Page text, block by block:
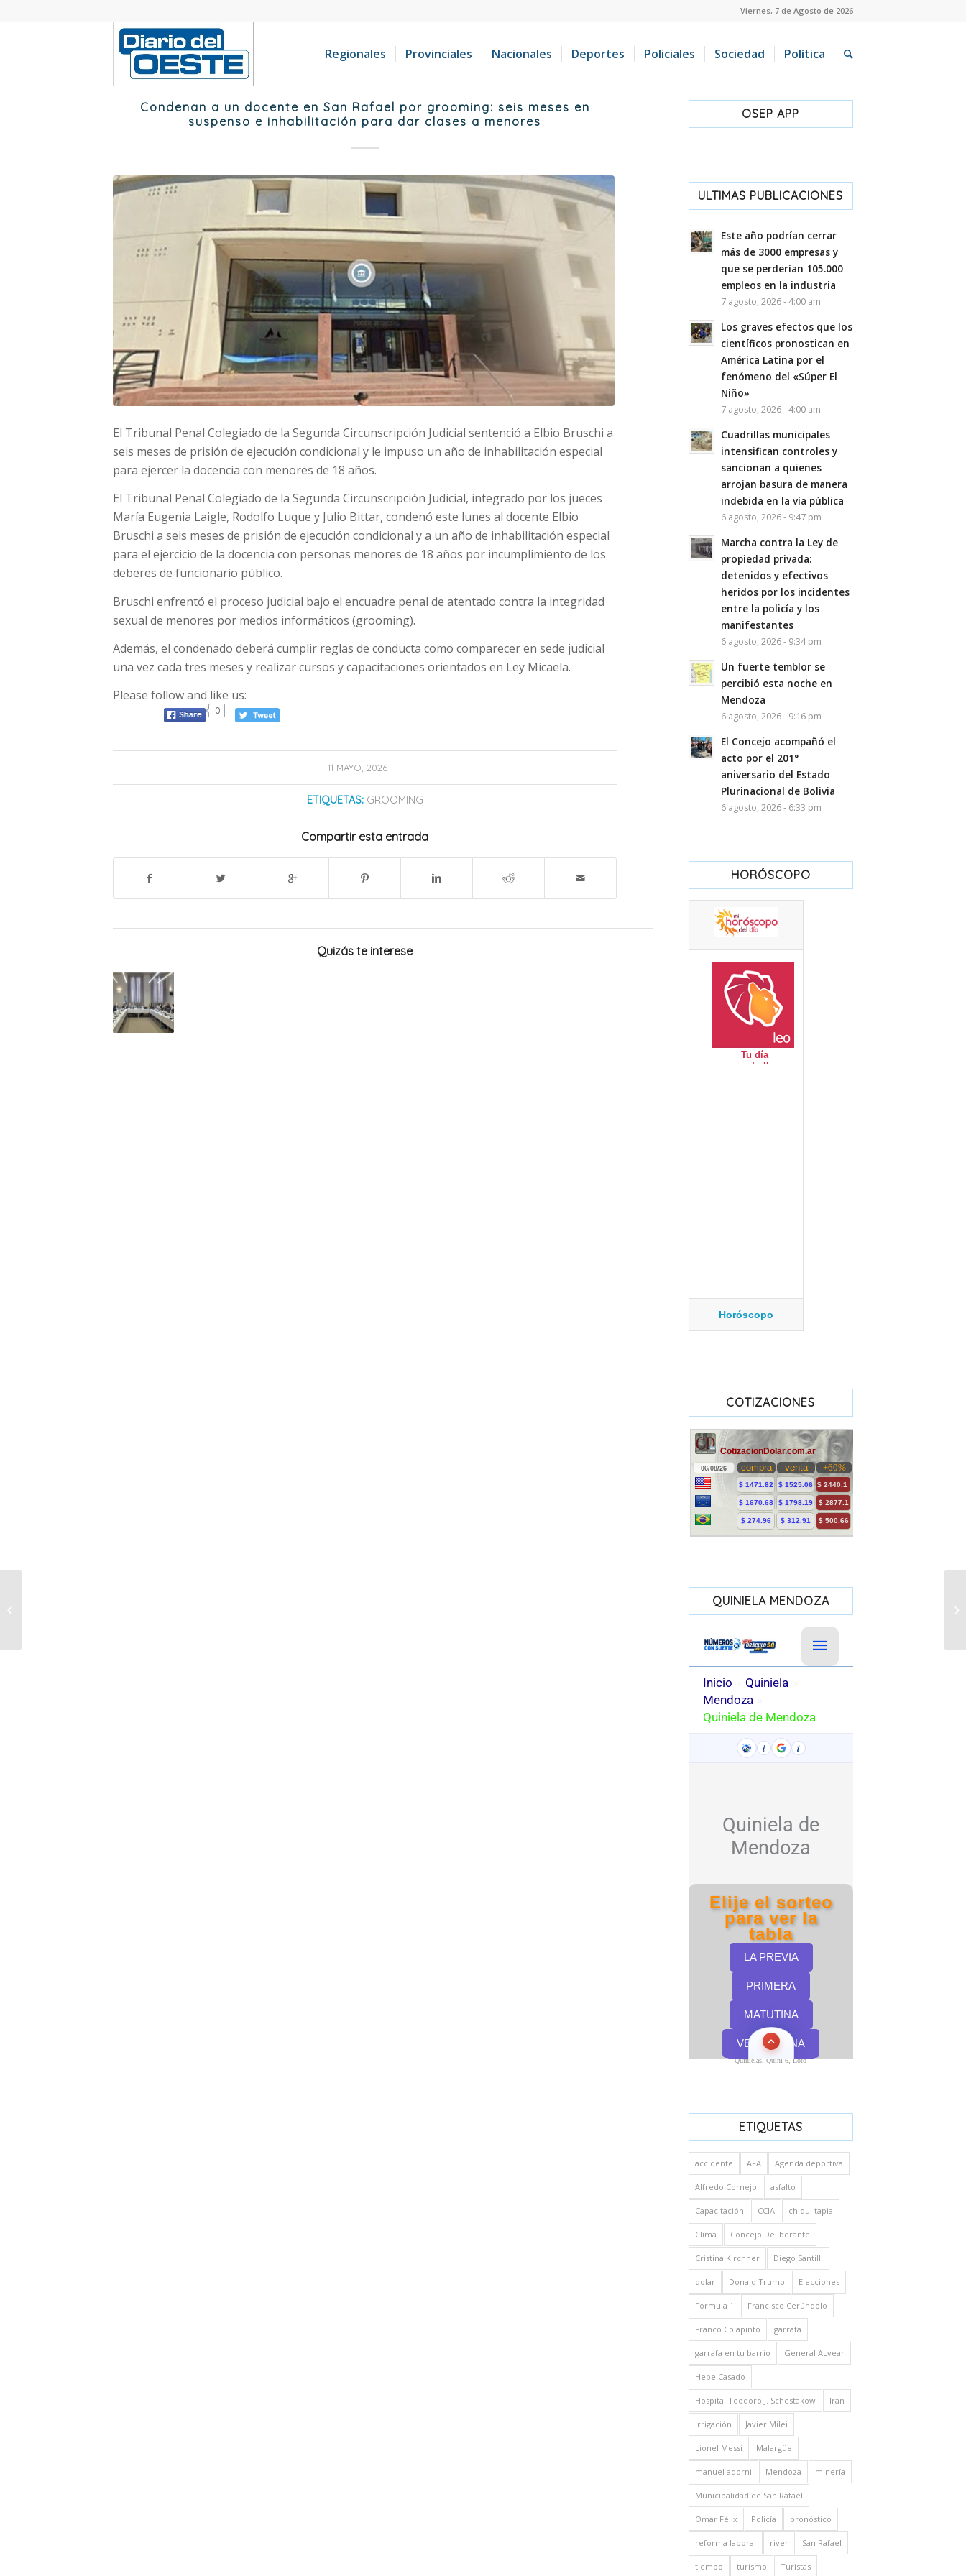
Viernes, 7 de Agosto de 2026
Regionales Provinciales Nacionales Deportes Policiales Sociedad Política
Condenan a un docente en San Rafael por grooming: seis meses en
suspenso e inhabilitación para dar clases a menores
El Tribunal Penal Colegiado de la Segunda Circunscripción Judicial sentenció a Elbio Bruschi a
seis meses de prisión de ejecución condicional y le impuso un año de inhabilitación especial
para ejercer la docencia con menores de 18 años.
El Tribunal Penal Colegiado de la Segunda Circunscripción Judicial, integrado por los jueces
María Eugenia Laigle, Rodolfo Luque y Julio Bittar, condenó este lunes al docente Elbio
Bruschi a seis meses de prisión de ejecución condicional y a un año de inhabilitación especial
para el ejercicio de la docencia con personas menores de 18 años por incumplimiento de los
deberes de funcionario público.
Bruschi enfrentó el proceso judicial bajo el encuadre penal de atentado contra la integridad
sexual de menores por medios informáticos (grooming).
Además, el condenado deberá cumplir reglas de conducta como comparecer en sede judicial
una vez cada tres meses y realizar cursos y capacitaciones orientados en Ley Micaela.
Please follow and like us:
0
11 MAYO, 2026
/
ETIQUETAS: GROOMING
Compartir esta entrada
Quizás te interese
OSEP APP
ULTIMAS PUBLICACIONES
Este año podrían cerrar
más de 3000 empresas y
que se perderían 105.000
empleos en la industria
7 agosto, 2026 - 4:00 am
Los graves efectos que los
científicos pronostican en
América Latina por el
fenómeno del «Súper El
Niño»
7 agosto, 2026 - 4:00 am
Cuadrillas municipales
intensifican controles y
sancionan a quienes
arrojan basura de manera
indebida en la vía pública
6 agosto, 2026 - 9:47 pm
Marcha contra la Ley de
propiedad privada:
detenidos y efectivos
heridos por los incidentes
entre la policía y los
manifestantes
6 agosto, 2026 - 9:34 pm
Un fuerte temblor se
percibió esta noche en
Mendoza
6 agosto, 2026 - 9:16 pm
El Concejo acompañó el
acto por el 201°
aniversario del Estado
Plurinacional de Bolivia
6 agosto, 2026 - 6:33 pm
HORÓSCOPO
Horóscopo
COTIZACIONES
QUINIELA MENDOZA
Quinielas, Quini 6, Loto
ETIQUETAS
accidente AFA Agenda deportiva
Alfredo Cornejo asfalto
Capacitación CCIA chiqui tapia
Clima Concejo Deliberante
Cristina Kirchner Diego Santilli
dolar Donald Trump Elecciones
Formula 1 Francisco Cerúndolo
Franco Colapinto garrafa
garrafa en tu barrio General ALvear
Hebe Casado
Hospital Teodoro J. Schestakow Iran
Irrigación Javier Milei
Lionel Messi Malargüe
manuel adorni Mendoza minería
Municipalidad de San Rafael
Omar Félix Policía pronóstico
reforma laboral river San Rafael
tiempo turismo Turistas